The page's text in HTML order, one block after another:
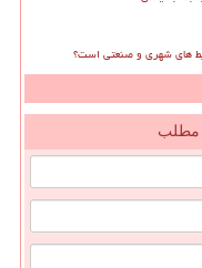
های شهری و صنعتی است؟
مطلب